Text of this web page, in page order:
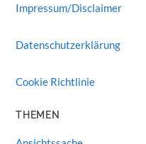
Impressum/Disclaimer
Datenschutzerklärung
Cookie Richtlinie
THEMEN